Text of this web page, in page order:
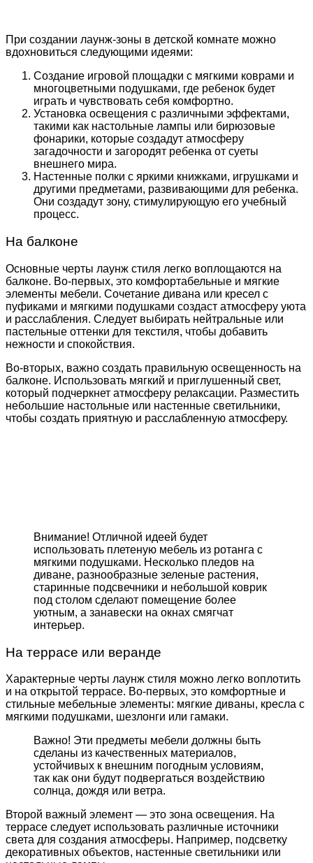
При создании лаунж-зоны в детской комнате можно
вдохновиться следующими идеями:
Создание игровой площадки с мягкими коврами и
многоцветными подушками, где ребенок будет
играть и чувствовать себя комфортно.
Установка освещения с различными эффектами,
такими как настольные лампы или бирюзовые
фонарики, которые создадут атмосферу
загадочности и загородят ребенка от суеты
внешнего мира.
Настенные полки с яркими книжками, игрушками и
другими предметами, развивающими для ребенка.
Они создадут зону, стимулирующую его учебный
процесс.
На балконе
Основные черты лаунж стиля легко воплощаются на
балконе. Во-первых, это комфортабельные и мягкие
элементы мебели. Сочетание дивана или кресел с
пуфиками и мягкими подушками создаст атмосферу уюта
и расслабления. Следует выбирать нейтральные или
пастельные оттенки для текстиля, чтобы добавить
нежности и спокойствия.
Во-вторых, важно создать правильную освещенность на
балконе. Использовать мягкий и приглушенный свет,
который подчеркнет атмосферу релаксации. Разместить
небольшие настольные или настенные светильники,
чтобы создать приятную и расслабленную атмосферу.
Внимание! Отличной идеей будет
использовать плетеную мебель из ротанга с
мягкими подушками. Несколько пледов на
диване, разнообразные зеленые растения,
старинные подсвечники и небольшой коврик
под столом сделают помещение более
уютным, а занавески на окнах смягчат
интерьер.
На террасе или веранде
Характерные черты лаунж стиля можно легко воплотить
и на открытой террасе. Во-первых, это комфортные и
стильные мебельные элементы: мягкие диваны, кресла с
мягкими подушками, шезлонги или гамаки.
Важно! Эти предметы мебели должны быть
сделаны из качественных материалов,
устойчивых к внешним погодным условиям,
так как они будут подвергаться воздействию
солнца, дождя или ветра.
Второй важный элемент — это зона освещения. На
террасе следует использовать различные источники
света для создания атмосферы. Например, подсветку
декоративных объектов, настенные светильники или